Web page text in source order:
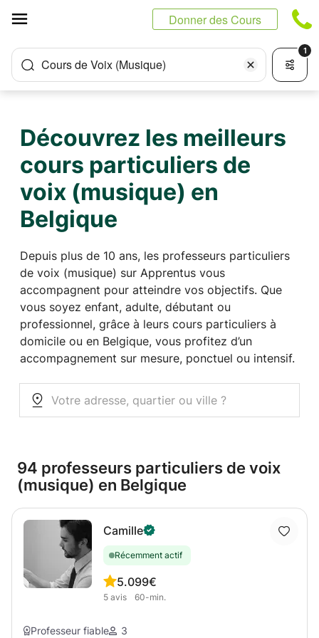
Donner des Cours
Cours de Voix (Musique)
1
Découvrez les meilleurs
cours particuliers de
voix (musique) en
Belgique
Depuis plus de 10 ans, les professeurs particuliers
de voix (musique) sur Apprentus vous
accompagnent pour atteindre vos objectifs. Que
vous soyez enfant, adulte, débutant ou
professionnel, grâce à leurs cours particuliers à
domicile ou en Belgique, vous profitez d’un
accompagnement sur mesure, ponctuel ou intensif.
94 professeurs particuliers de voix
(musique) en Belgique
Camille
Récemment actif
5.0
5 avis
99€
60-min.
Professeur fiable 3